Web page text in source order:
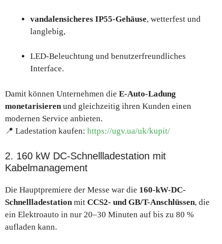
vandalensicheres IP55-Gehäuse, wetterfest und
langlebig,
LED-Beleuchtung und benutzerfreundliches
Interface.
Damit können Unternehmen die E-Auto-Ladung
monetarisierenund gleichzeitig ihren Kunden einen
modernen Service anbieten.
📍 Ladestation kaufen: https://ugv.ua/uk/kupit/
2. 160 kW DC-Schnellladestation mit
Kabelmanagement
Die Hauptpremiere der Messe war die 160-kW-DC-
Schnellladestationmit CCS2- und GB/T-Anschlüssen, die
ein Elektroauto in nur 20–30 Minuten auf bis zu 80 %
aufladen kann.